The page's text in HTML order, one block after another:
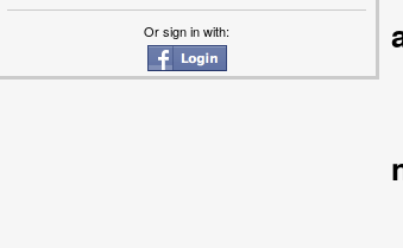
Or sign in with: